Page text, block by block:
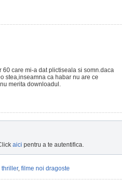
care mi-a dat plictiseala si somn.daca
stea,inseamna ca habar nu are ce
merita downloadul.
aici pentru a te autentifica.
thriller, filme noi dragoste